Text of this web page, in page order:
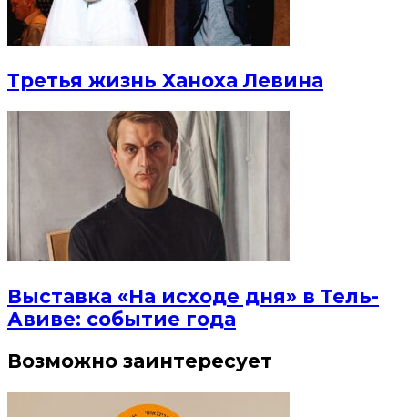
Третья жизнь Ханоха Левина
Выставка «На исходе дня» в Тель-
Авиве: событие года
Возможно заинтересует